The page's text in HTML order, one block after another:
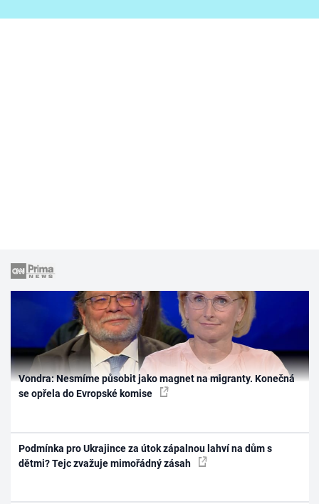
Vondra: Nesmíme působit jako magnet na migranty. Konečná
se opřela do Evropské komise
Podmínka pro Ukrajince za útok zápalnou lahví na dům s
dětmi? Tejc zvažuje mimořádný zásah